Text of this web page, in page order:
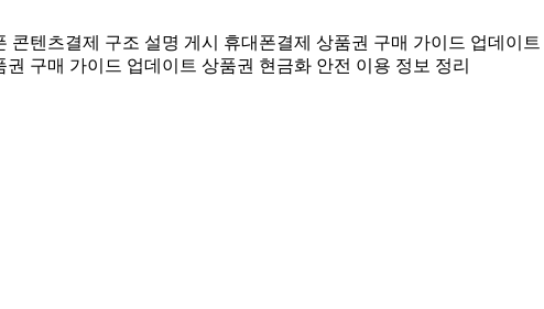
콘텐츠결제 구조 설명 게시 휴대폰결제 상품권 구매 가이드 업데이트
권 구매 가이드 업데이트 상품권 현금화 안전 이용 정보 정리